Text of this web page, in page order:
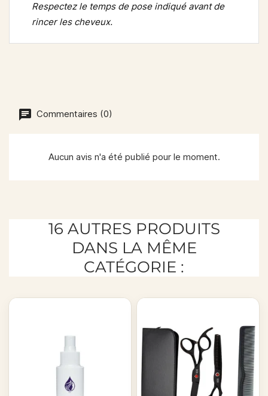
Respectez le temps de pose indiqué avant de
rincer les cheveux.
Commentaires (0)
Aucun avis n'a été publié pour le moment.
16 AUTRES PRODUITS
DANS LA MÊME
CATÉGORIE :